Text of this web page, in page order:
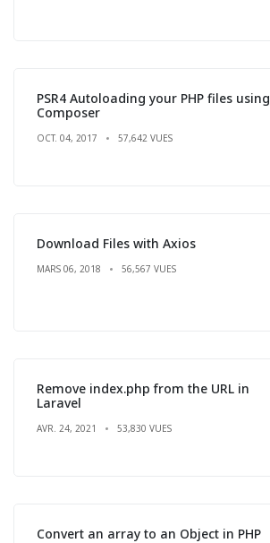
PSR4 Autoloading your PHP files using
Composer
OCT. 04, 2017 57,642 VUES
Download Files with Axios
MARS 06, 2018 56,567 VUES
Remove index.php from the URL in
Laravel
AVR. 24, 2021 53,830 VUES
Convert an array to an Object in PHP